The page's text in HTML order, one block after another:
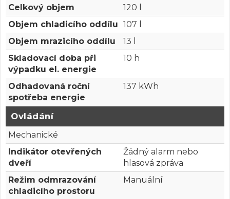
Celkový objem
120 l
Objem chladicího oddílu 107 l
Objem mrazicího oddílu
13 l
Skladovací doba při
výpadku el. energie
10 h
Odhadovaná roční
spotřeba energie
137 kWh
Ovládání
Mechanické
Indikátor otevřených
dveří
Žádný alarm nebo
hlasová zpráva
Režim odmrazování
chladicího prostoru
Manuální